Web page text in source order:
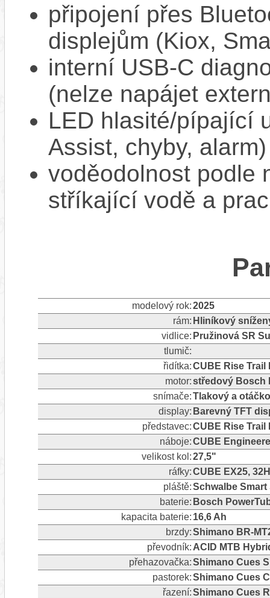
připojení přes
displejům (Kiox,
interní USB‑C
(nelze napájet
LED hlasité/pípající
Assist, chyby, alarm)
voděodolnost podle
stříkající vodě a
modelový rok:2025
rám: Hliníkový
vidlice: Pružinová SR
tlumič:
řidítka:CUBE Rise Trail
motor:středový Bosch
snímače:Tlakový a
display: Barevný TFT
představec:CUBE Rise Trail
náboje:CUBE
velikost kol:27,5"
ráfky:CUBE EX25,
pláště:Schwalbe Smart
baterie: Bosch
kapacita baterie: 16,6 Ah
brzdy:Shimano BR-
převodník: ACID MTB
přehazovačka:Shimano Cues
pastorek:Shimano Cues
řazení:Shimano Cues